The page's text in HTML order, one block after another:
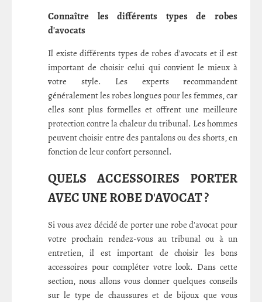
Connaître les différents types de robes
d'avocats
Il existe différents types de robes d'avocats et il est
important de choisir celui qui convient le mieux à
votre style. Les experts recommandent
généralement les robes longues pour les femmes, car
elles sont plus formelles et offrent une meilleure
protection contre la chaleur du tribunal. Les hommes
peuvent choisir entre des pantalons ou des shorts, en
fonction de leur confort personnel.
QUELS ACCESSOIRES PORTER
AVEC UNE ROBE D'AVOCAT ?
Si vous avez décidé de porter une robe d'avocat pour
votre prochain rendez-vous au tribunal ou à un
entretien, il est important de choisir les bons
accessoires pour compléter votre look. Dans cette
section, nous allons vous donner quelques conseils
sur le type de chaussures et de bijoux que vous